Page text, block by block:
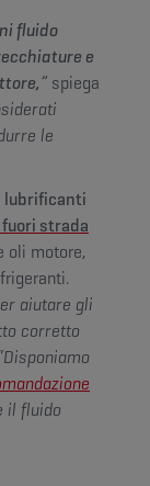
fluido
e
” spiega
le
lubrificanti
strada
oli motore,
aiutare gli
corretto
il fluido